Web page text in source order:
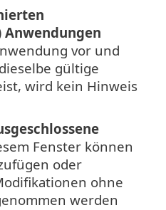
vor und
gültige
wird kein Hinweis
Fenster können
oder
ohne
werden